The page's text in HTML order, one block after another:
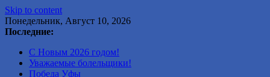
Skip to content
Понедельник, Август 10, 2026
Последние:
С Новым 2026 годом!
Уважаемые болельщики!
Победа Уфы